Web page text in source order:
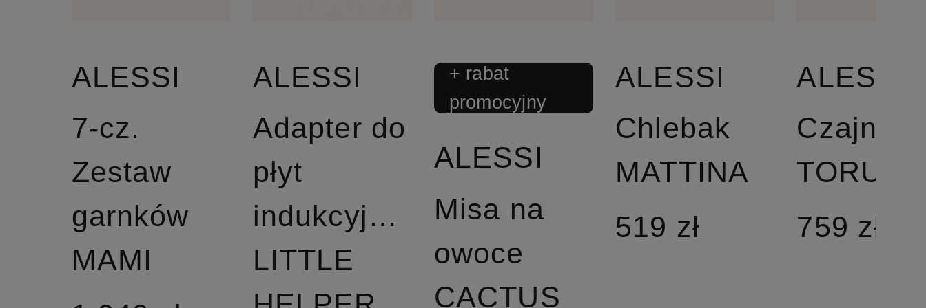
ALESSI
7-cz.
Zestaw
garnków
MAMI
ALESSI
Adapter do
płyt
indukcyjnych
LITTLE
+ rabat
promocyjny
ALESSI
Misa na
owoce
CACTUS
ALESSI
Chlebak
MATTINA
519 zł
ALESSI
Czajnik
TORU
759 zł